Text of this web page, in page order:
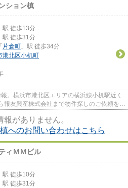
ション槙
駅 徒歩13分
駅 徒歩31分
「 片倉町 」駅 徒歩34分
港北区小机町
。横浜市港北区エリアの横浜線小机駅近く
友興産株式会社まで物件探しのご依頼をし
報がありません。
へのお問い合わせはこちら
ィＭＭビル
駅 徒歩10分
駅 徒歩31分